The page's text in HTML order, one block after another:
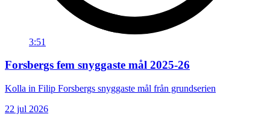
3:51
Forsbergs fem snyggaste mål 2025-26
Kolla in Filip Forsbergs snyggaste mål från grundserien
22 jul 2026